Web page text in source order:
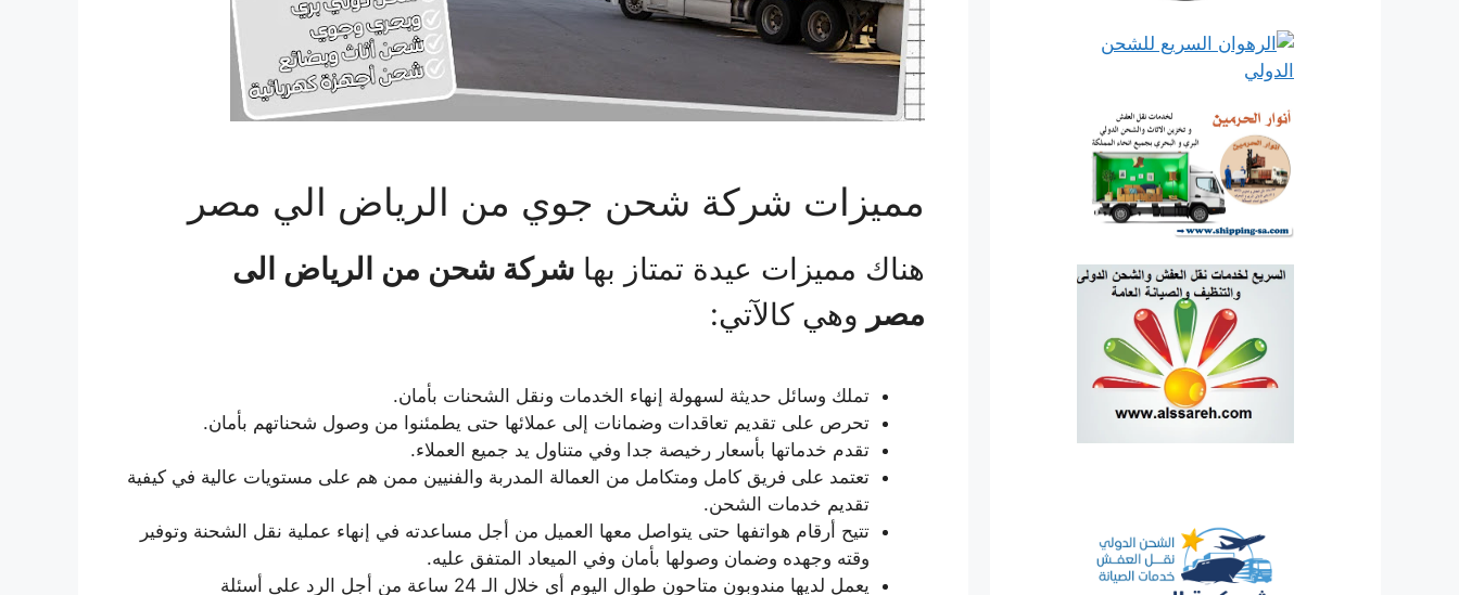
مميزات شركة شحن جوي من الرياض الي مصر
هناك مميزات عيدة تمتاز بها شركة شحن من الرياض الى
مصر وهي كالآتي:
تملك وسائل حديثة لسهولة إنهاء الخدمات ونقل الشحنات بأمان.
تحرص على تقديم تعاقدات وضمانات إلى عملائها حتى يطمئنوا من وصول شحناتهم بأمان.
تقدم خدماتها بأسعار رخيصة جدا وفي متناول يد جميع العملاء.
تعتمد على فريق كامل ومتكامل من العمالة المدربة والفنيين ممن هم على مستويات عالية في كيفية
تقديم خدمات الشحن.
تتيح أرقام هواتفها حتى يتواصل معها العميل من أجل مساعدته في إنهاء عملية نقل الشحنة وتوفير
وقته وجهده وضمان وصولها بأمان وفي الميعاد المتفق عليه.
يعمل لديها مندوبون متاحون طوال اليوم أي خلال الـ 24 ساعة من أجل الرد على أسئلة